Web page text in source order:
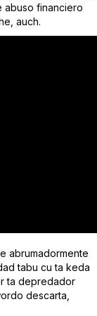
abuso financiero
auch.
abrumadormente
tabu cu ta keda
ta depredador
descarta,